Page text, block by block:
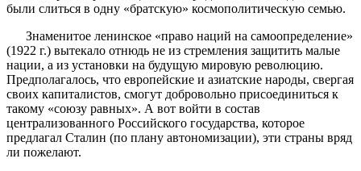
были слиться в одну «братскую» космополитическую семью.
Знаменитое ленинское «право наций на самоопределение»
(1922 г.) вытекало отнюдь не из стремления защитить малые
нации, а из установки на будущую мировую революцию.
Предполагалось, что европейские и азиатские народы, свергая
своих капиталистов, смогут добровольно присоединиться к
такому «союзу равных». А вот войти в состав
централизованного Российского государства, которое
предлагал Сталин (по плану автономизации), эти страны вряд
ли пожелают.